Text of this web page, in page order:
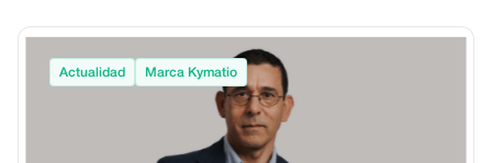
Actualidad Marca Kymatio